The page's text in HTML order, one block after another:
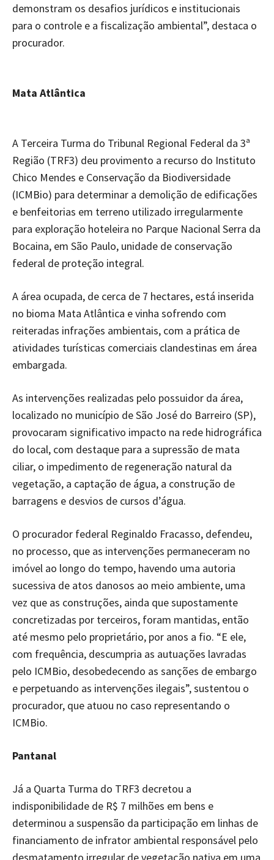
demonstram os desafios jurídicos e institucionais
para o controle e a fiscalização ambiental”, destaca o
procurador.
Mata Atlântica
A Terceira Turma do Tribunal Regional Federal da 3ª
Região (TRF3) deu provimento a recurso do Instituto
Chico Mendes e Conservação da Biodiversidade
(ICMBio) para determinar a demolição de edificações
e benfeitorias em terreno utilizado irregularmente
para exploração hoteleira no Parque Nacional Serra da
Bocaina, em São Paulo, unidade de conservação
federal de proteção integral.
A área ocupada, de cerca de 7 hectares, está inserida
no bioma Mata Atlântica e vinha sofrendo com
reiteradas infrações ambientais, com a prática de
atividades turísticas comerciais clandestinas em área
embargada.
As intervenções realizadas pelo possuidor da área,
localizado no município de São José do Barreiro (SP),
provocaram significativo impacto na rede hidrográfica
do local, com destaque para a supressão de mata
ciliar, o impedimento de regeneração natural da
vegetação, a captação de água, a construção de
barragens e desvios de cursos d’água.
O procurador federal Reginaldo Fracasso, defendeu,
no processo, que as intervenções permaneceram no
imóvel ao longo do tempo, havendo uma autoria
sucessiva de atos danosos ao meio ambiente, uma
vez que as construções, ainda que supostamente
concretizadas por terceiros, foram mantidas, então
até mesmo pelo proprietário, por anos a fio. “E ele,
com frequência, descumpria as autuações lavradas
pelo ICMBio, desobedecendo as sanções de embargo
e perpetuando as intervenções ilegais”, sustentou o
procurador, que atuou no caso representando o
ICMBio.
Pantanal
Já a Quarta Turma do TRF3 decretou a
indisponibilidade de R$ 7 milhões em bens e
determinou a suspensão da participação em linhas de
financiamento de infrator ambiental responsável pelo
desmatamento irregular de vegetação nativa em uma